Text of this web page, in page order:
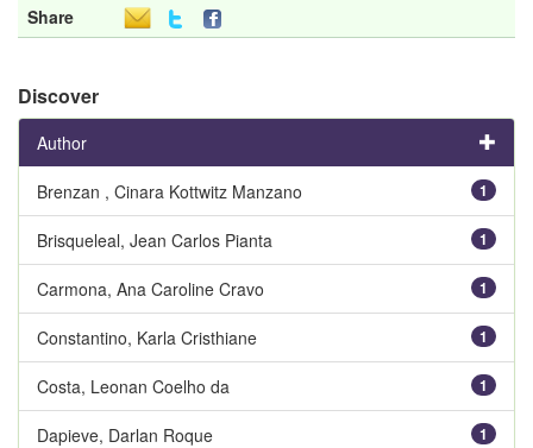
Share
Discover
Author
1
Brenzan , Cinara Kottwitz Manzano
1
Brisqueleal, Jean Carlos Pianta
1
Carmona, Ana Caroline Cravo
1
Constantino, Karla Cristhiane
1
Costa, Leonan Coelho da
1
Dapieve, Darlan Roque